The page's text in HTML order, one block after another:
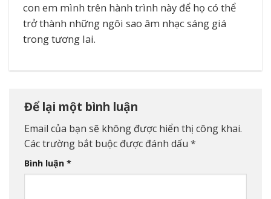
con em mình trên hành trình này để họ có thể
trở thành những ngôi sao âm nhạc sáng giá
trong tương lai.
Để lại một bình luận
Email của bạn sẽ không được hiển thị công khai.
Các trường bắt buộc được đánh dấu *
Bình luận *